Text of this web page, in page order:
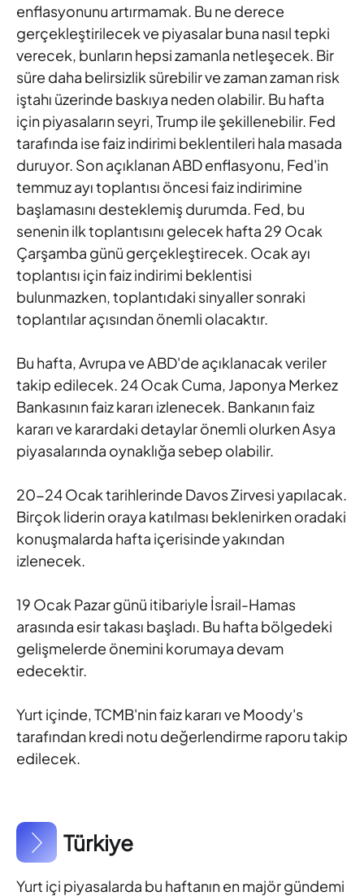
enflasyonunu artırmamak. Bu ne derece
gerçekleştirilecek ve piyasalar buna nasıl tepki
verecek, bunlarınhepsi zamanla netleşecek. Bir
süre daha belirsizlik sürebilir vezaman zaman risk
iştahı üzerinde baskıya neden olabilir. Bu hafta
için piyasaların seyri, Trump ile şekillenebilir. Fed
tarafında ise faizindirimi beklentileri hala masada
duruyor. Son açıklanan ABDenflasyonu, Fed'in
temmuz ayı toplantısı öncesi faiz indirimine
başlamasını desteklemiş durumda. Fed, bu
senenin ilk toplantısını gelecek hafta 29 Ocak
Çarşamba günü gerçekleştirecek. Ocak ayı
toplantısı için faiz indirimi beklentisi
bulunmazken, toplantıdaki sinyaller sonraki
toplantılar açısından önemli olacaktır.
Bu hafta,Avrupa ve ABD'de açıklanacak veriler
takip edilecek. 24 Ocak Cuma, Japonya Merkez
Bankasının faiz kararı izlenecek. Bankanın faiz
kararı ve karardaki detaylar önemli olurken Asya
piyasalarında oynaklığa sebep olabilir.
20-24 Ocak tarihlerinde Davos Zirvesiyapılacak.
Birçok liderin oraya katılması beklenirken oradaki
konuşmalarda hafta içerisinde yakından
izlenecek.
19 Ocak Pazargünü itibariyle İsrail-Hamas
arasında esir takası başladı. Bu hafta bölgedeki
gelişmelerde önemini korumaya devam
edecektir.
Yurt içinde, TCMB'nin faiz kararı ve Moody's
tarafından kredi notu değerlendirme raporu takip
edilecek.
Türkiye
Yurt içi piyasalarda bu haftanın en majör gündemi